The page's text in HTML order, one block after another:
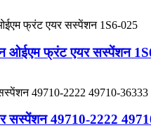
ओईएम फ्रंट एयर सस्पेंशन
सस्पेंशन 49710-2222